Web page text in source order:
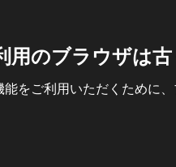
用のブラウザは
をご利用いただくために